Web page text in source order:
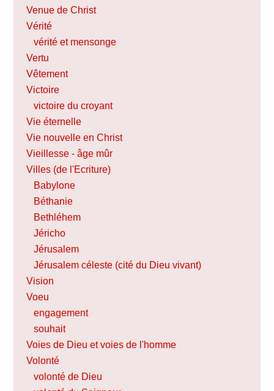
Venue de Christ
Vérité
vérité et mensonge
Vertu
Vêtement
Victoire
victoire du croyant
Vie éternelle
Vie nouvelle en Christ
Vieillesse - âge mûr
Villes (de l'Ecriture)
Babylone
Béthanie
Bethléhem
Jéricho
Jérusalem
Jérusalem céleste (cité du Dieu vivant)
Vision
Voeu
engagement
souhait
Voies de Dieu et voies de l'homme
Volonté
volonté de Dieu